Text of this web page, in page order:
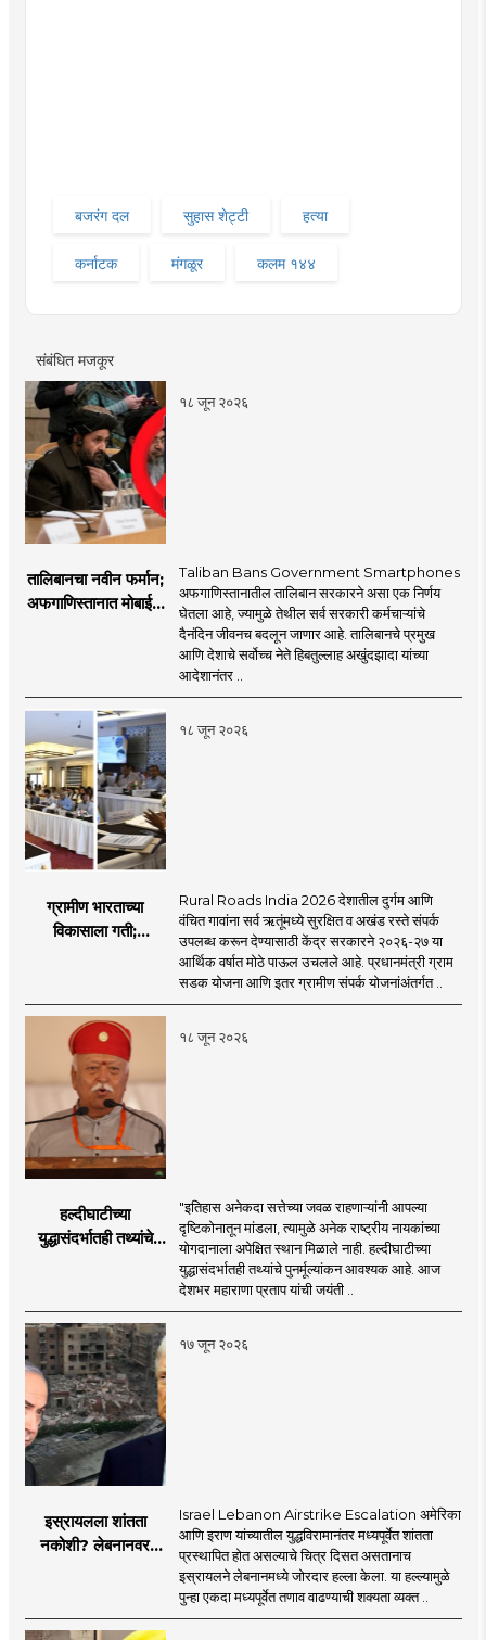
बजरंग दल सुहास शेट्टी हत्या
कर्नाटक मंगळूर कलम १४४
संबंधित मजकूर
१८ जून २०२६
तालिबानचा नवीन फर्मान;
अफगाणिस्तानात मोबाईल
Taliban Bans Government Smartphones
अफगाणिस्तानातील तालिबान सरकारने असा एक निर्णय
घेतला आहे, ज्यामुळे तेथील सर्व सरकारी कर्मचाऱ्यांचे
दैनंदिन जीवनच बदलून जाणार आहे. तालिबानचे प्रमुख
आणि देशाचे सर्वोच्च नेते हिबतुल्लाह अखुंदझादा यांच्या
आदेशानंतर ..
१८ जून २०२६
ग्रामीण भारताच्या
विकासाला गती;
लक्ष्य!
Rural Roads India 2026 देशातील दुर्गम आणि
वंचित गावांना सर्व ऋतूंमध्ये सुरक्षित व अखंड रस्ते संपर्क
उपलब्ध करून देण्यासाठी केंद्र सरकारने २०२६-२७ या
आर्थिक वर्षात मोठे पाऊल उचलले आहे. प्रधानमंत्री ग्राम
सडक योजना आणि इतर ग्रामीण संपर्क योजनांअंतर्गत ..
१८ जून २०२६
हल्दीघाटीच्या
युद्धासंदर्भातही तथ्यांचे
मोहनजी भागवत
"इतिहास अनेकदा सत्तेच्या जवळ राहणाऱ्यांनी आपल्या
दृष्टिकोनातून मांडला, त्यामुळे अनेक राष्ट्रीय नायकांच्या
योगदानाला अपेक्षित स्थान मिळाले नाही. हल्दीघाटीच्या
युद्धासंदर्भातही तथ्यांचे पुनर्मूल्यांकन आवश्यक आहे. आज
देशभर महाराणा प्रताप यांची जयंती ..
१७ जून २०२६
इस्रायलला शांतता
नकोशी? लेबनानवर
इराण-अमेरिकेत आरोप-
Israel Lebanon Airstrike Escalation अमेरिका
आणि इराण यांच्यातील युद्धविरामानंतर मध्यपूर्वेत शांतता
प्रस्थापित होत असल्याचे चित्र दिसत असतानाच
इस्रायलने लेबनानमध्ये जोरदार हल्ला केला. या हल्ल्यामुळे
पुन्हा एकदा मध्यपूर्वेत तणाव वाढण्याची शक्यता व्यक्त ..